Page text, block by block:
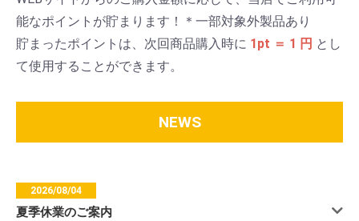
能なポイントが貯まります！＊一部対象外製品あり
貯まったポイントは、次回商品購入時に 1pt ＝ 1 円 とし
て使用することができます。
NEWS
2026/08/04
夏季休業のご案内